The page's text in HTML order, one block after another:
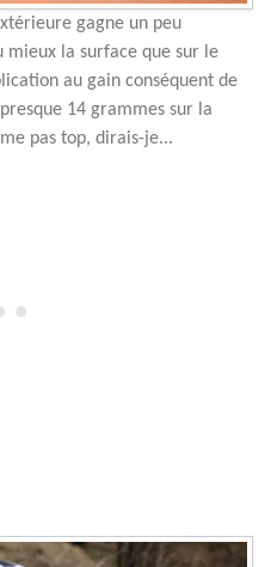
gagne un peu
mieux la surface que sur le
au gain conséquent de
14 grammes sur la
pas top, dirais-je...